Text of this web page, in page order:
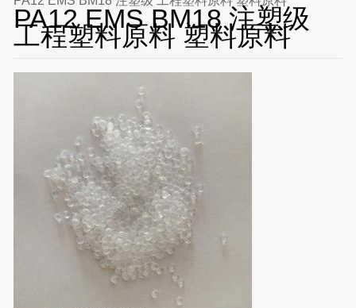
PA12 EMS BM18 注塑级
工程塑料原料 塑料原料